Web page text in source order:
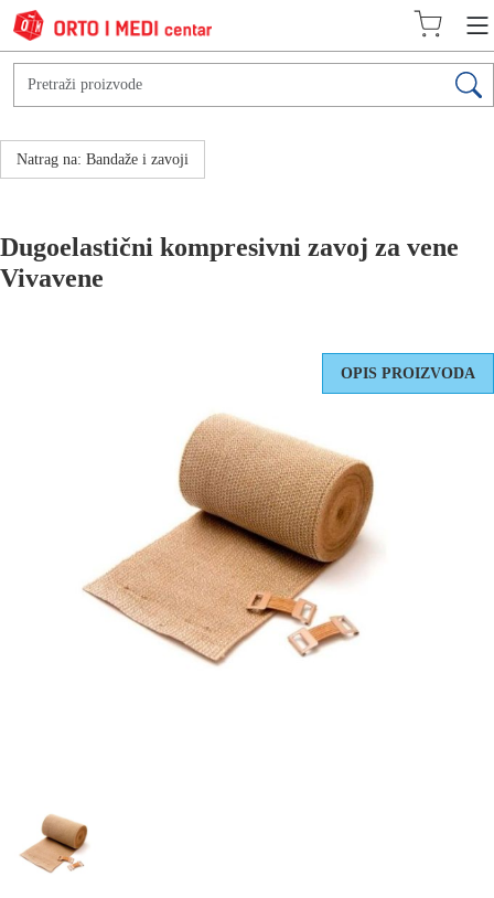
Natrag na: Bandaže i zavoji
Dugoelastični kompresivni zavoj za vene
Vivavene
OPIS PROIZVODA